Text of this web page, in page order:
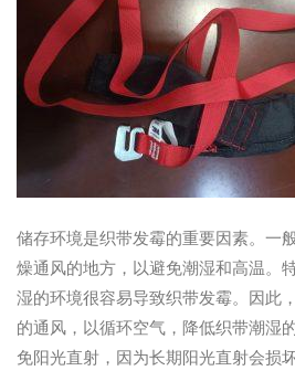
储存环境是织带发霉的重要因素。一
燥通风的地方，以避免潮湿和高温。
湿的环境很容易导致织带发霉。因此
的通风，以循环空气，降低织带潮湿
免阳光直射，因为长期阳光直射会损